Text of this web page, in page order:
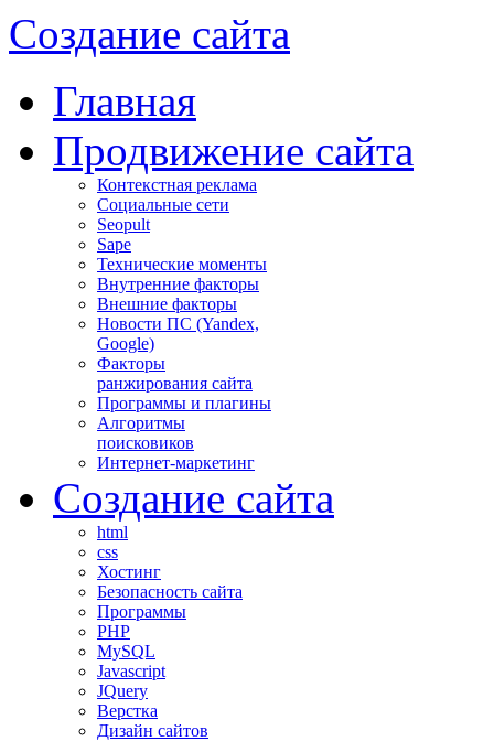
Создание сайта
Главная
Продвижение сайта
Контекстная реклама
Социальные сети
Seopult
Sape
Технические моменты
Внутренние факторы
Внешние факторы
Новости ПС (Yandex,
Google)
Факторы
ранжирования сайта
Программы и плагины
Алгоритмы
поисковиков
Интернет-маркетинг
Создание сайта
html
css
Хостинг
Безопасность сайта
Программы
PHP
MySQL
Javascript
JQuery
Верстка
Дизайн сайтов